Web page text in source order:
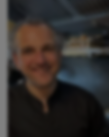
opslaan en/of
gepersonaliseerde
bezoekers en
kunnen ook uw
gebruiken, indien
voor geeft.